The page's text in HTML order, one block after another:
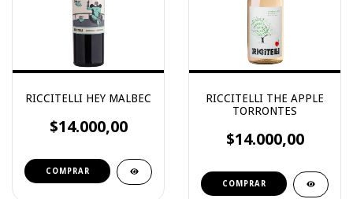
RICCITELLI HEY MALBEC
$14.000,00
RICCITELLI THE APPLE
TORRONTES
$14.000,00